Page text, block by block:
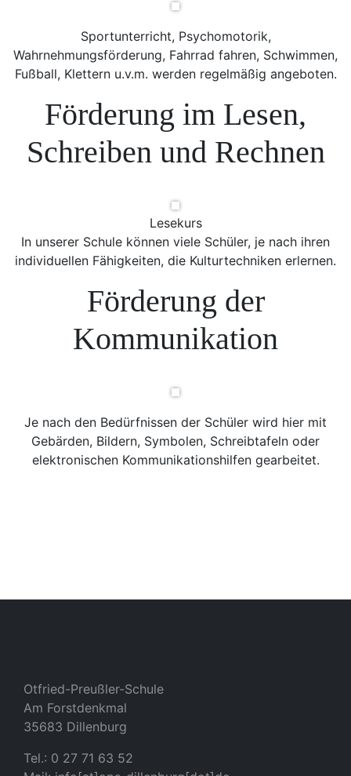
Sportunterricht, Psychomotorik,
Wahrnehmungsförderung, Fahrrad fahren, Schwimmen,
Fußball, Klettern u.v.m. werden regelmäßig angeboten.
Förderung im Lesen,
Schreiben und Rechnen
Lesekurs
In unserer Schule können viele Schüler, je nach ihren
individuellen Fähigkeiten, die Kulturtechniken erlernen.
Förderung der
Kommunikation
Je nach den Bedürfnissen der Schüler wird hier mit
Gebärden, Bildern, Symbolen, Schreibtafeln oder
elektronischen Kommunikationshilfen gearbeitet.
Otfried-Preußler-Schule
Am Forstdenkmal
35683 Dillenburg
Tel.: 0 27 71 63 52